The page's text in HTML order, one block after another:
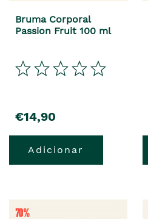
Bruma Corporal
Passion Fruit 100 ml
€14,90
Adicionar